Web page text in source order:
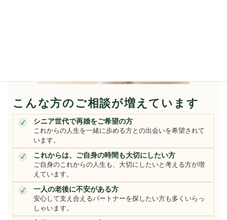
こんな方のご相談が増えています
✓ シニア世代で再婚をご希望の方
これからの人生を一緒に歩める方との出会いを希望されて
います。
✓ これからは、ご自身の時間も大切にしたい方
ご自身のこれからの人生も、大切にしたいと考える方が増
えています。
✓ 一人の老後に不安がある方
安心して支え合えるパートナーを探したい方も多くいらっ
しゃいます。